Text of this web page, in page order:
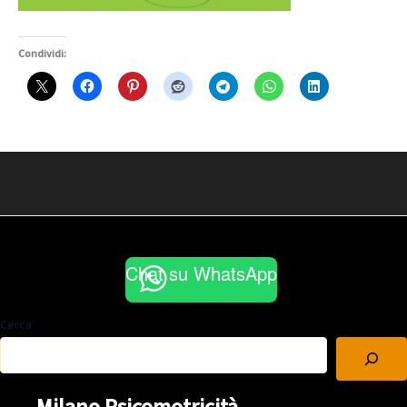
Condividi:
Chat su WhatsApp
Cerca